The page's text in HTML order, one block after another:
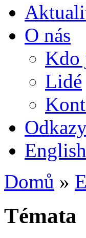
O nás
Kdo
Lidé
English
Domů »
Témata